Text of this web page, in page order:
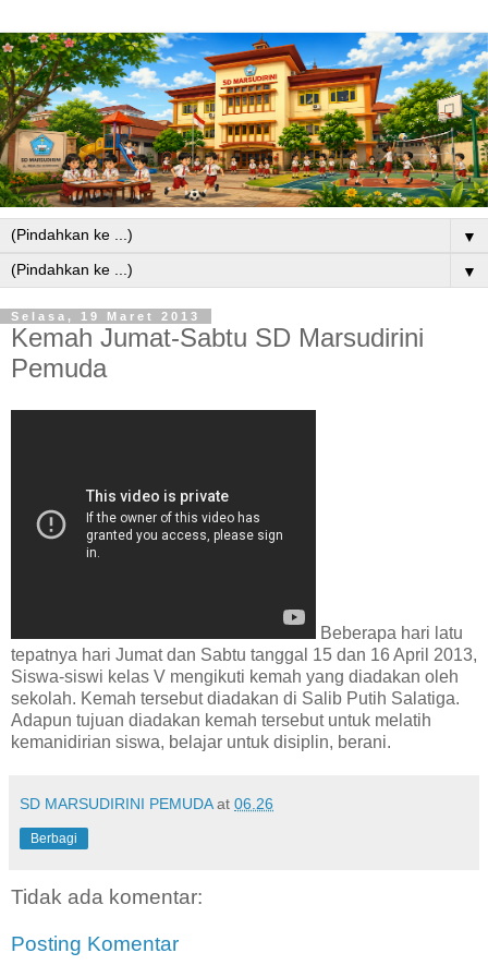
▼
▼
Selasa, 19 Maret 2013
Kemah Jumat-Sabtu SD Marsudirini
Pemuda
Beberapa hari latu
tepatnya hari Jumat dan Sabtu tanggal 15 dan 16 April 2013,
Siswa-siswi kelas V mengikuti kemah yang diadakan oleh
sekolah. Kemah tersebut diadakan di Salib Putih Salatiga.
Adapun tujuan diadakan kemah tersebut untuk melatih
kemanidirian siswa, belajar untuk disiplin, berani.
SD MARSUDIRINI PEMUDA at 06.26
Berbagi
Tidak ada komentar:
Posting Komentar